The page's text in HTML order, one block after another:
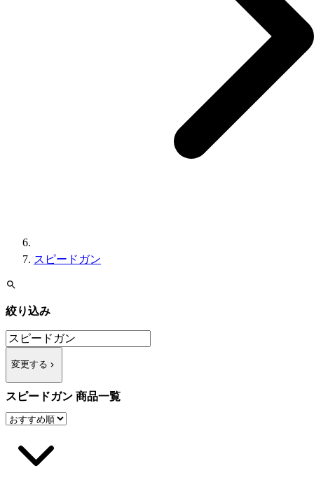
スピードガン
絞り込み
変更する
スピードガン 商品一覧